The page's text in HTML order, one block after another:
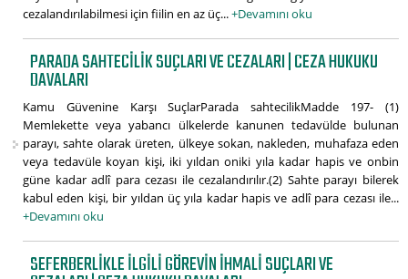
cezalandırılabilmesi için fiilin en az üç...+Devamını oku
PARADA SAHTECILIK SUÇLARI VE CEZALARI | CEZA HUKUKU
DAVALARI
Kamu Güvenine Karşı SuçlarParada sahtecilikMadde 197- (1)
Memlekette veya yabancı ülkelerde kanunen tedavülde bulunan
parayı, sahte olarak üreten, ülkeye sokan, nakleden, muhafaza eden
veya tedavüle koyan kişi, iki yıldan oniki yıla kadar hapis ve onbin
güne kadar adlî para cezası ile cezalandırılır.(2) Sahte parayı bilerek
kabul eden kişi, bir yıldan üç yıla kadar hapis ve adlî para cezası ile...
+Devamını oku
SEFERBERLIKLE ILGILI GÖREVIN IHMALI SUÇLARI VE